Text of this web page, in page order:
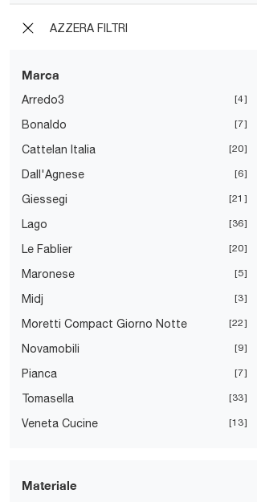
AZZERA FILTRI
Marca
Arredo3 4
Bonaldo 7
Cattelan Italia 20
Dall'Agnese 6
Giessegi 21
Lago 36
Le Fablier 20
Maronese 5
Midj 3
Moretti Compact Giorno Notte 22
Novamobili 9
Pianca 7
Tomasella 33
Veneta Cucine 13
Materiale